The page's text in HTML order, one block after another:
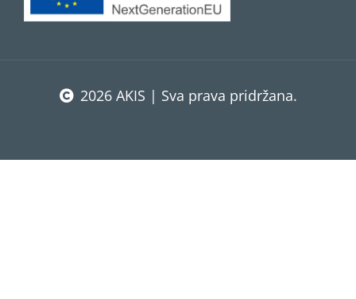
2026 AKIS | Sva prava pridržana.